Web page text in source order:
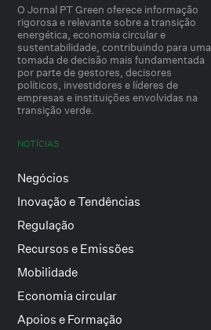
O Jornal PT Green oferece informação
rigorosa e relevante sobre a transição
energética, economia circular e
sustentabilidade, contribuindo para uma
tomada de decisão mais fundamentada
por parte de gestores, decisores
políticos, investidores e líderes de
empresas e instituições envolvidas na
transição verde.
NOTÍCIAS
Negócios
Inovação e Tendências
Regulação
Recursos e Emissões
Mobilidade
Economia circular
Apoios e Formação